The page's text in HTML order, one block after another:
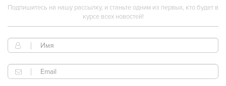
Подпишитесь на нашу рассылку, и станьте одним из первых, кто будет в
курсе всех новостей!